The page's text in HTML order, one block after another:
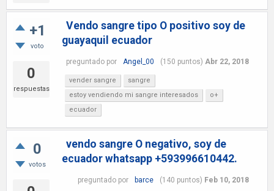
+1
voto
0
respuestas
Vendo sangre tipo O positivo soy de
guayaquil ecuador
preguntado por Angel_00 (150 puntos) Abr 22, 2018
vender sangre
sangre
estoy vendiendo mi sangre interesados
o+
ecuador
0
votos
vendo sangre O negativo, soy de
ecuador whatsapp +593996610442.
preguntado por barce (140 puntos) Feb 10, 2018